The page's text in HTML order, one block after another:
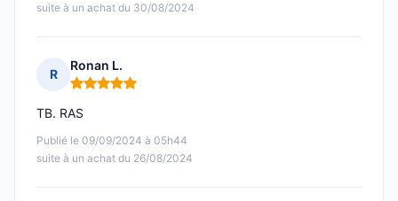
suite à un achat du 30/08/2024
R
Ronan L.
Note : 5 sur 5
Publié le 09/09/2024 à 05h44
suite à un achat du 26/08/2024
TB. RAS